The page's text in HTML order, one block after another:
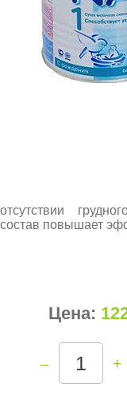
отсутствии
состав повышает
Цена:
– +